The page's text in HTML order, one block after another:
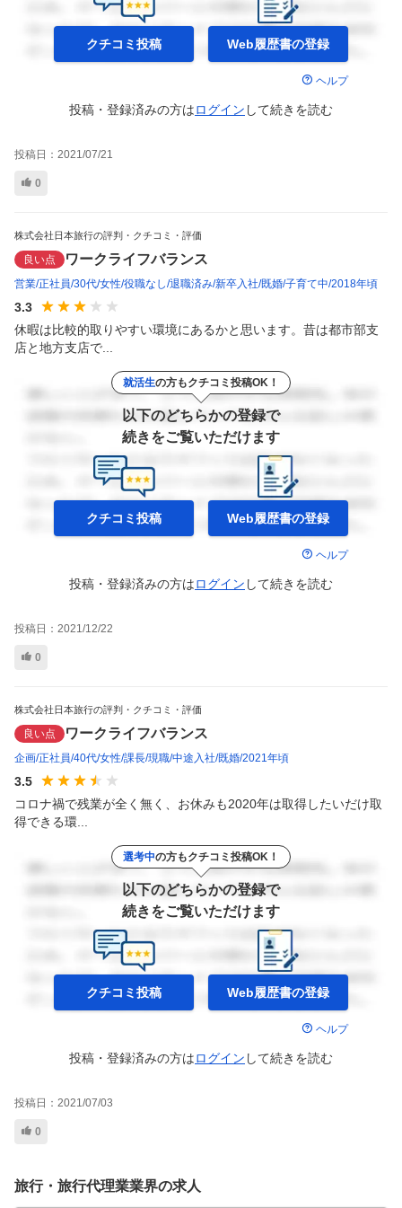
クチコミ投稿 Web履歴書の登録
ヘルプ
投稿・登録済みの方はログイン して続きを読む
投稿日： 2021/07/21
0
株式会社日本旅行の評判・クチコミ・評価
良い点 ワークライフバランス
営業 正社員 30代 女性 役職なし 退職済み 新卒入社 既婚 子育て中 2018年頃
3.3
休暇は比較的取りやすい環境にあるかと思います。昔は都市部支
店と地方支店で...
就活生の方もクチコミ投稿OK！
以下のどちらかの登録で
続きをご覧いただけます
クチコミ投稿 Web履歴書の登録
ヘルプ
投稿・登録済みの方はログイン して続きを読む
投稿日： 2021/12/22
0
株式会社日本旅行の評判・クチコミ・評価
良い点 ワークライフバランス
企画 正社員 40代 女性 課長 現職 中途入社 既婚 2021年頃
3.5
コロナ禍で残業が全く無く、お休みも2020年は取得したいだけ取
得できる環...
選考中の方もクチコミ投稿OK！
以下のどちらかの登録で
続きをご覧いただけます
クチコミ投稿 Web履歴書の登録
ヘルプ
投稿・登録済みの方はログイン して続きを読む
投稿日： 2021/07/03
0
旅行・旅行代理業業界の求人